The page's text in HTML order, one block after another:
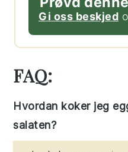
Gi oss beskjed
FAQ:
Hvordan koker jeg
salaten?